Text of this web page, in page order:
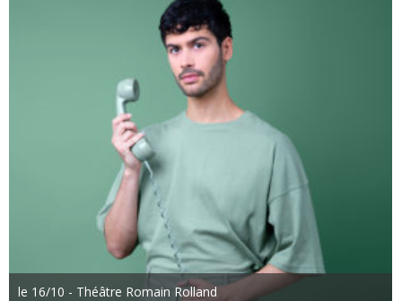
le 16/10 - Théâtre Romain Rolland